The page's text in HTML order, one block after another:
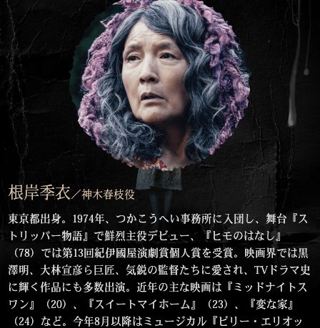
根岸季衣／神木春枝役
東京都出身。1974年、つかこうへい事務所に入団し、舞台『ス
トリッパー物語』で鮮烈主役デビュー、『ヒモのはなし』
（78）では第13回紀伊國屋演劇賞個人賞を受賞。映画界では黒
澤明、大林宣彦ら巨匠、気鋭の監督たちに愛され、TVドラマ史
に輝く作品にも多数出演。近年の主な映画は『ミッドナイトス
ワン』（20）、『スイートマイホーム』（23）、『変な家』
（24）など。今年8月以降はミュージカル『ビリー・エリオッ